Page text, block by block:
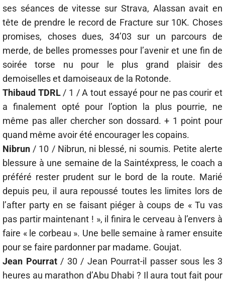
ses séances de vitesse sur Strava, Alassan avait en
tête de prendre le record de Fracture sur 10K. Choses
promises, choses dues, 34’03 sur un parcours de
merde, de belles promesses pour l’avenir et une fin de
soirée torse nu pour le plus grand plaisir des
demoiselles et damoiseaux de la Rotonde.
Thibaud TDRL/ 1 / A tout essayé pour ne pas courir et
a finalement opté pour l’option la plus pourrie, ne
même pas aller chercher son dossard. + 1 point pour
quand même avoir été encourager les copains.
Nibrun / 10 / Nibrun, ni blessé, ni soumis. Petite alerte
blessure à une semaine de la Saintéxpress, le coach a
préféré rester prudent sur le bord de la route. Marié
depuis peu, il aura repoussé toutes les limites lors de
l’after party en se faisant piéger à coups de « Tu vas
pas partir maintenant ! », il finira le cerveau à l’envers à
faire « le corbeau ». Une belle semaine à ramer ensuite
pour se faire pardonner par madame. Goujat.
Jean Pourrat/ 30 / Jean Pourrat-il passer sous les 3
heures au marathon d’Abu Dhabi ? Il aura tout fait pour